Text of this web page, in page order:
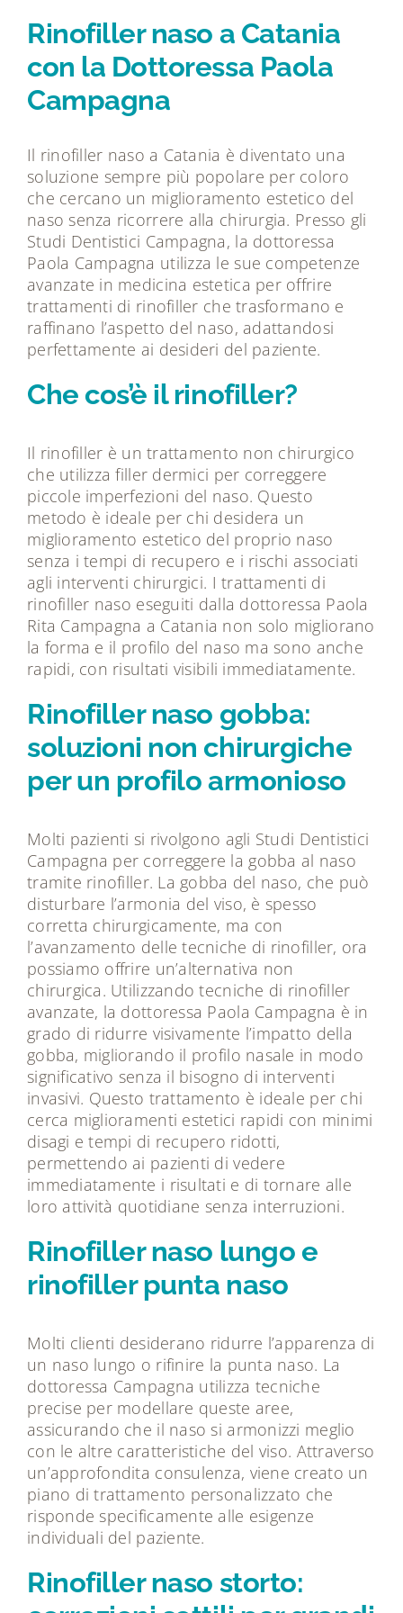
Dicono di noi
Contatti
Rinofiller naso a Catania
con la Dottoressa Paola
Campagna
Il rinofiller naso a Catania è diventato una
soluzione sempre più popolare per coloro
che cercano un miglioramento estetico del
naso senza ricorrere alla chirurgia. Presso gli
Studi Dentistici Campagna, la dottoressa
Paola Campagna utilizza le sue competenze
avanzate in medicina estetica per offrire
trattamenti di rinofiller che trasformano e
raffinano l’aspetto del naso, adattandosi
perfettamente ai desideri del paziente.
Che cos’è il rinofiller?
Il rinofiller è un trattamento non chirurgico
che utilizza filler dermici per correggere
piccole imperfezioni del naso. Questo
metodo è ideale per chi desidera un
miglioramento estetico del proprio naso
senza i tempi di recupero e i rischi associati
agli interventi chirurgici. I trattamenti di
rinofiller naso eseguiti dalla dottoressa Paola
Rita Campagna a Catania non solo migliorano
la forma e il profilo del naso ma sono anche
rapidi, con risultati visibili immediatamente.
Rinofiller naso gobba:
soluzioni non chirurgiche
per un profilo armonioso
Molti pazienti si rivolgono agli Studi Dentistici
Campagna per correggere la gobba al naso
tramite rinofiller. La gobba del naso, che può
disturbare l’armonia del viso, è spesso
corretta chirurgicamente, ma con
l’avanzamento delle tecniche di rinofiller, ora
possiamo offrire un’alternativa non
chirurgica. Utilizzando tecniche di rinofiller
avanzate, la dottoressa Paola Campagna è in
grado di ridurre visivamente l’impatto della
gobba, migliorando il profilo nasale in modo
significativo senza il bisogno di interventi
invasivi. Questo trattamento è ideale per chi
cerca miglioramenti estetici rapidi con minimi
disagi e tempi di recupero ridotti,
permettendo ai pazienti di vedere
immediatamente i risultati e di tornare alle
loro attività quotidiane senza interruzioni.
Rinofiller naso lungo e
rinofiller punta naso
Molti clienti desiderano ridurre l’apparenza di
un naso lungo o rifinire la punta naso. La
dottoressa Campagna utilizza tecniche
precise per modellare queste aree,
assicurando che il naso si armonizzi meglio
con le altre caratteristiche del viso. Attraverso
un’approfondita consulenza, viene creato un
piano di trattamento personalizzato che
risponde specificamente alle esigenze
individuali del paziente.
Rinofiller naso storto: